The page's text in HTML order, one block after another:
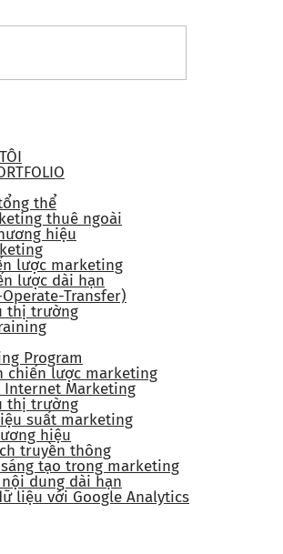
thể
thuê ngoài
hiệu
lược marketing
lược dài hạn
Transfer)
thị trường
Program
chiến lược marketing
Internet Marketing
thị trường
suất marketing
hiệu
truyền thông
tạo trong marketing
dung dài hạn
liệu với Google Analytics